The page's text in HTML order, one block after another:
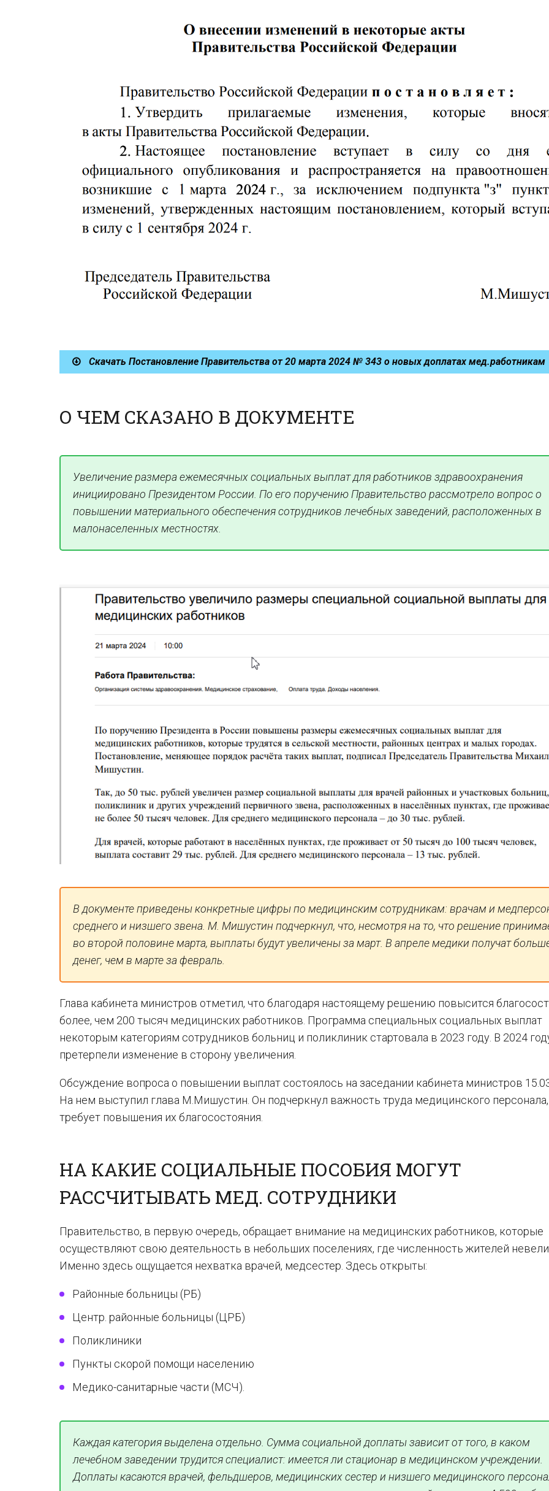
Скачать Постановление Правительства от 20 марта 2024 № 343 о новых доплатах мед.работникам
О ЧЕМ СКАЗАНО В ДОКУМЕНТЕ
Увеличение размера ежемесячных социальных выплат для работников здравоохранения
инициировано Президентом России. По его поручению Правительство рассмотрело вопрос о
повышении материального обеспечения сотрудников лечебных заведений, расположенных в
малонаселенных местностях.
В документе приведены конкретные цифры по медицинским сотрудникам: врачам и
среднего и низшего звена. М. Мишустин подчеркнул, что, несмотря на то, что решение
во второй половине марта, выплаты будут увеличены за март. В апреле медики получат
денег, чем в марте за февраль.
Глава кабинета министров отметил, что благодаря настоящему решению повысится
более, чем 200 тысяч медицинских работников. Программа специальных социальных выплат
некоторым категориям сотрудников больниц и поликлиник стартовала в 2023 году. В 2024
претерпели изменение в сторону увеличения.
Обсуждение вопроса о повышении выплат состоялось на заседании кабинета министров
На нем выступил глава М.Мишустин. Он подчеркнул важность труда медицинского персонала,
требует повышения их благосостояния.
НА КАКИЕ СОЦИАЛЬНЫЕ ПОСОБИЯ МОГУТ
РАССЧИТЫВАТЬ МЕД. СОТРУДНИКИ
Правительство, в первую очередь, обращает внимание на медицинских работников, которые
осуществляют свою деятельность в небольших поселениях, где численность жителей
Именно здесь ощущается нехватка врачей, медсестер. Здесь открыты:
Районные больницы (РБ)
Центр. районные больницы (ЦРБ)
Поликлиники
Пункты скорой помощи населению
Медико-санитарные части (МСЧ).
Каждая категория выделена отдельно. Сумма социальной доплаты зависит от того, в каком
лечебном заведении трудится специалист: имеется ли стационар в медицинском учреждении.
Доплаты касаются врачей, фельдшеров, медицинских сестер и низшего медицинского